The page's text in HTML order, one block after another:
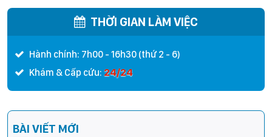
THỜI GIAN LÀM VIỆC
Hành chính: 7h00 - 16h30 (thứ 2 - 6)
Khám & Cấp cứu: 24/24
BÀI VIẾT MỚI